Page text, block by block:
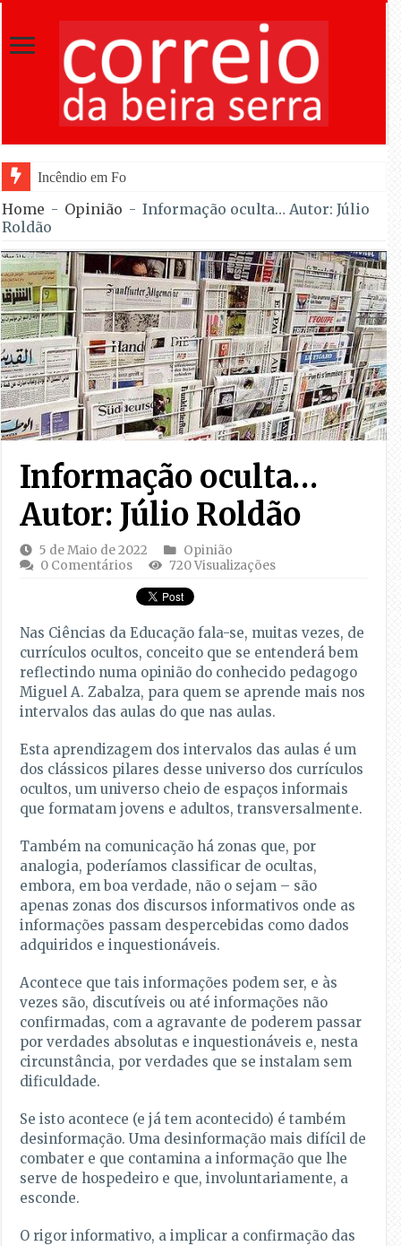
Incêndio em Fornos de Algodres dominado após co
Home - Opinião - Informação oculta… Autor: Júlio
Roldão
Informação oculta…
Autor: Júlio Roldão
5 de Maio de 2022
Opinião
0 Comentários
720 Visualizações
Nas Ciências da Educação fala-se, muitas vezes, de
currículos ocultos, conceito que se entenderá bem
reflectindo numa opinião do conhecido pedagogo
Miguel A. Zabalza, para quem se aprende mais nos
intervalos das aulas do que nas aulas.
Esta aprendizagem dos intervalos das aulas é um
dos clássicos pilares desse universo dos currículos
ocultos, um universo cheio de espaços informais
que formatam jovens e adultos, transversalmente.
Também na comunicação há zonas que, por
analogia, poderíamos classificar de ocultas,
embora, em boa verdade, não o sejam – são
apenas zonas dos discursos informativos onde as
informações passam despercebidas como dados
adquiridos e inquestionáveis.
Acontece que tais informações podem ser, e às
vezes são, discutíveis ou até informações não
confirmadas, com a agravante de poderem passar
por verdades absolutas e inquestionáveis e, nesta
circunstância, por verdades que se instalam sem
dificuldade.
Se isto acontece (e já tem acontecido) é também
desinformação. Uma desinformação mais difícil de
combater e que contamina a informação que lhe
serve de hospedeiro e que, involuntariamente, a
esconde.
O rigor informativo, a implicar a confirmação das